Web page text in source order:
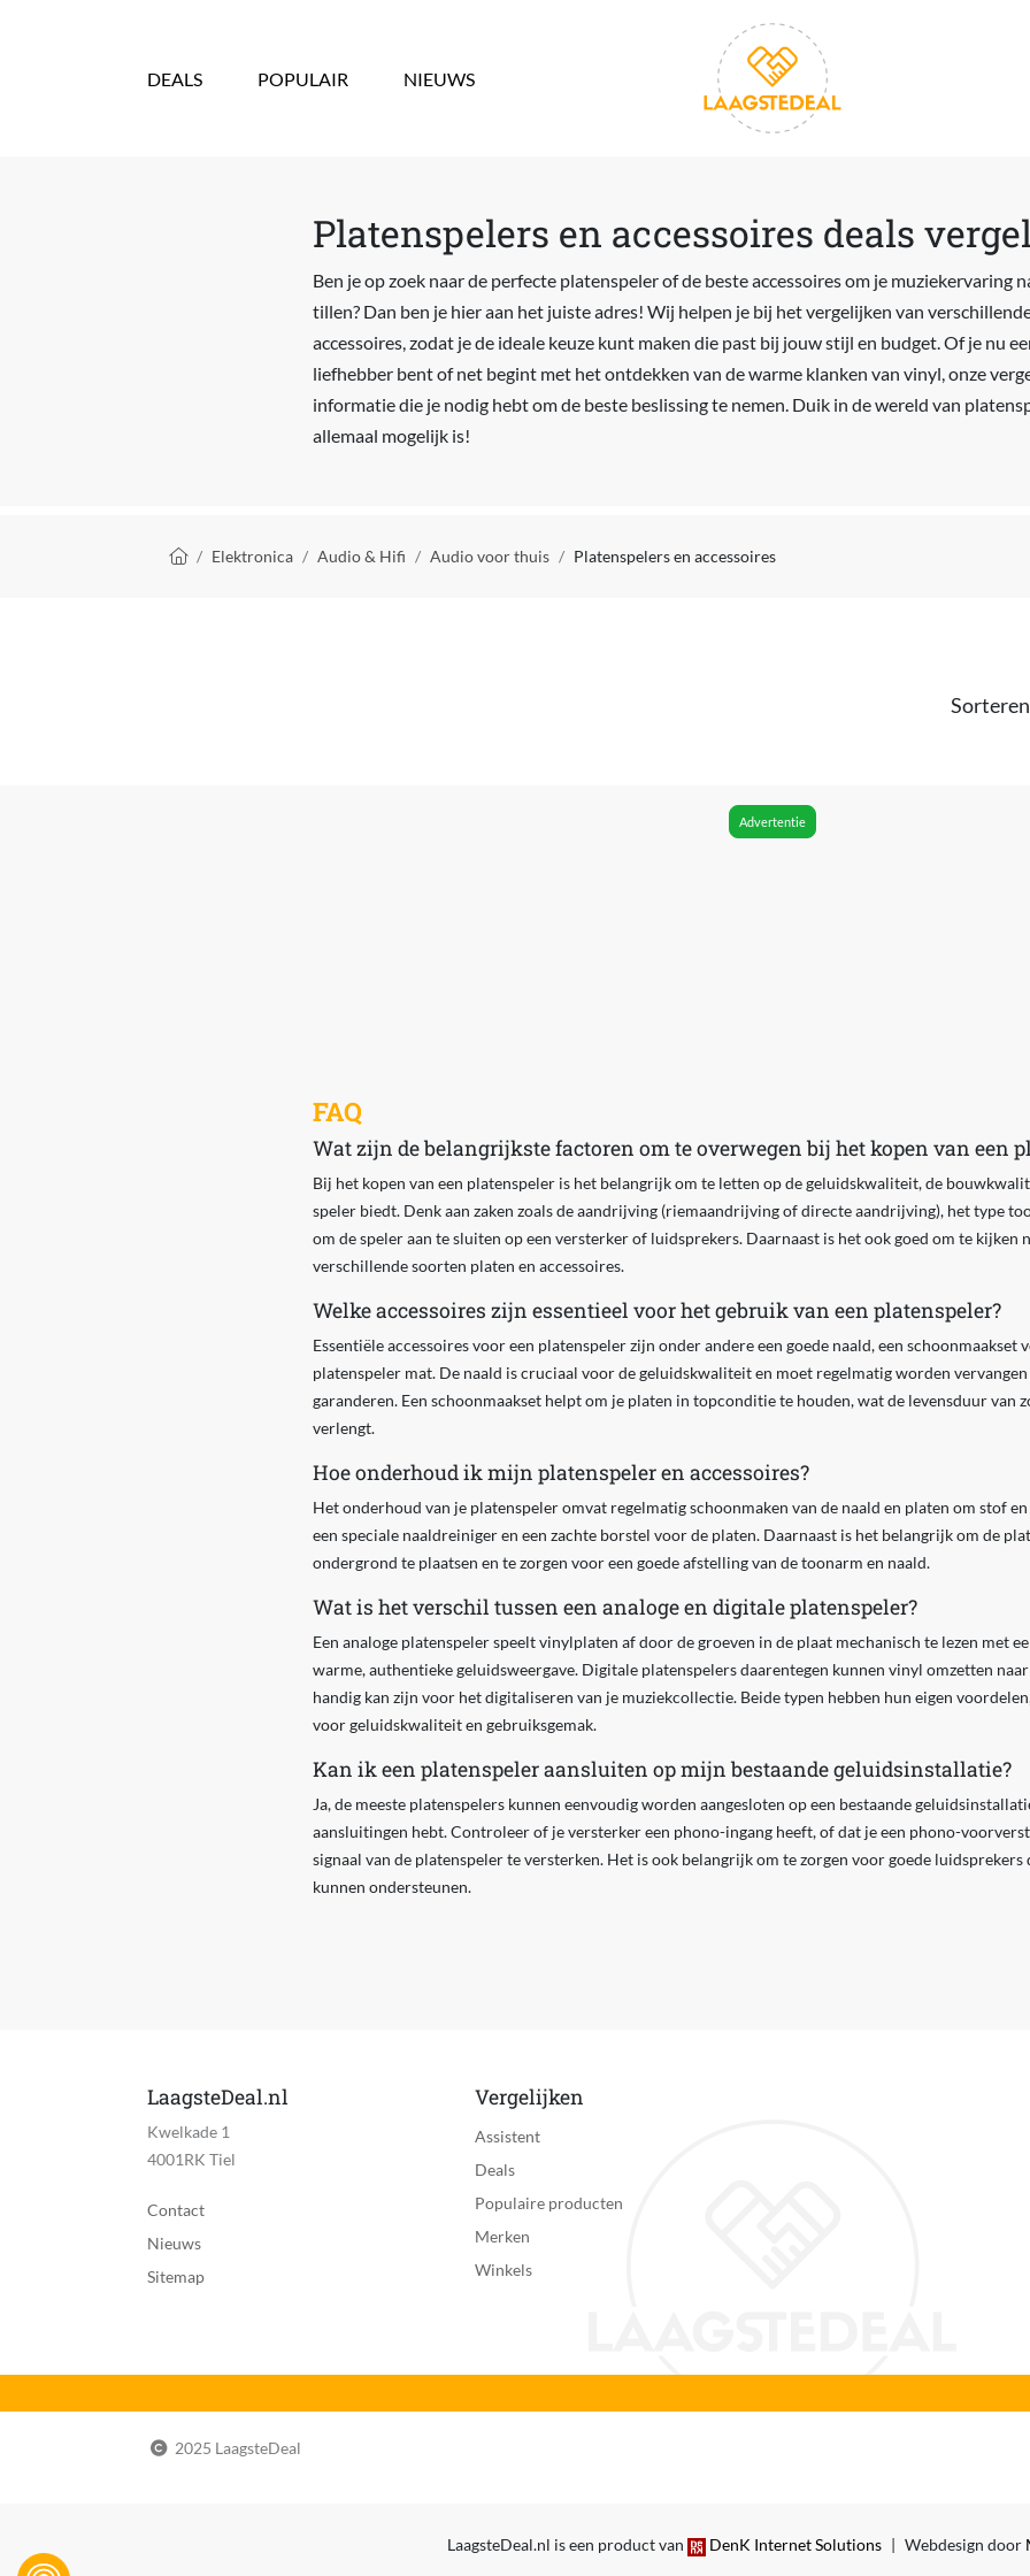
DEALS POPULAIR NIEUWS
Platenspelers en accessoires deals
Ben je op zoek naar de perfecte platenspeler of de beste accessoires om je muziekervaring
tillen? Dan ben je hier aan het juiste adres! Wij helpen je bij het vergelijken van
accessoires, zodat je de ideale keuze kunt maken die past bij jouw stijl en budget. Of je nu
liefhebber bent of net begint met het ontdekken van de warme klanken van vinyl, onze
informatie die je nodig hebt om de beste beslissing te nemen. Duik in de wereld van
allemaal mogelijk is!
Kruimelpad
Elektronica Audio & Hifi Audio voor thuis Platenspelers en accessoires
Advertentie
FAQ
Wat zijn de belangrijkste factoren om te overwegen bij het kopen van een
Bij het kopen van een platenspeler is het belangrijk om te letten op de geluidskwaliteit, de
speler biedt. Denk aan zaken zoals de aandrijving (riemaandrijving of directe aandrijving), het type
om de speler aan te sluiten op een versterker of luidsprekers. Daarnaast is het ook goed om te
verschillende soorten platen en accessoires.
Welke accessoires zijn essentieel voor het gebruik van een platenspeler?
Essentiële accessoires voor een platenspeler zijn onder andere een goede naald, een schoonmaakset
platenspeler mat. De naald is cruciaal voor de geluidskwaliteit en moet regelmatig worden
garanderen. Een schoonmaakset helpt om je platen in topconditie te houden, wat de levensduur van
verlengt.
Hoe onderhoud ik mijn platenspeler en accessoires?
Het onderhoud van je platenspeler omvat regelmatig schoonmaken van de naald en platen om stof
een speciale naaldreiniger en een zachte borstel voor de platen. Daarnaast is het belangrijk om de
ondergrond te plaatsen en te zorgen voor een goede afstelling van de toonarm en naald.
Wat is het verschil tussen een analoge en digitale platenspeler?
Een analoge platenspeler speelt vinylplaten af door de groeven in de plaat mechanisch te lezen met
warme, authentieke geluidsweergave. Digitale platenspelers daarentegen kunnen vinyl omzetten
handig kan zijn voor het digitaliseren van je muziekcollectie. Beide typen hebben hun eigen
voor geluidskwaliteit en gebruiksgemak.
Kan ik een platenspeler aansluiten op mijn bestaande geluidsinstallatie?
Ja, de meeste platenspelers kunnen eenvoudig worden aangesloten op een bestaande
aansluitingen hebt. Controleer of je versterker een phono-ingang heeft, of dat je een phono-
signaal van de platenspeler te versterken. Het is ook belangrijk om te zorgen voor goede
kunnen ondersteunen.
LaagsteDeal.nl
Kwelkade 1
4001RK Tiel
Contact
Nieuws
Sitemap
Vergelijken
Assistent
Deals
Populaire producten
Merken
Winkels
2025 LaagsteDeal
LaagsteDeal.nl is een product van DenK Internet Solutions Webdesign door